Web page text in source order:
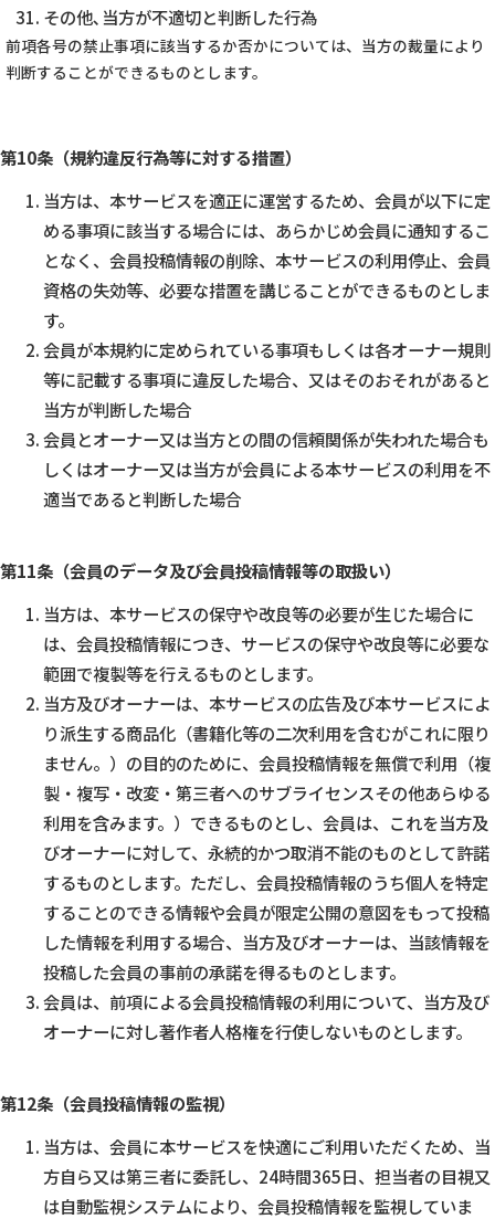
その他､当方が不適切と判断した行為
前項各号の禁止事項に該当するか否かについては、当方の裁量により
判断することができるものとします。
第10条（規約違反行為等に対する措置）
当方は、本サービスを適正に運営するため、会員が以下に定
める事項に該当する場合には、あらかじめ会員に通知するこ
となく、会員投稿情報の削除、本サービスの利用停止、会員
資格の失効等、必要な措置を講じることができるものとしま
す。
会員が本規約に定められている事項もしくは各オーナー規則
等に記載する事項に違反した場合、又はそのおそれがあると
当方が判断した場合
会員とオーナー又は当方との間の信頼関係が失われた場合も
しくはオーナー又は当方が会員による本サービスの利用を不
適当であると判断した場合
第11条（会員のデータ及び会員投稿情報等の取扱い）
当方は、本サービスの保守や改良等の必要が生じた場合に
は、会員投稿情報につき、サービスの保守や改良等に必要な
範囲で複製等を行えるものとします。
当方及びオーナーは、本サービスの広告及び本サービスによ
り派生する商品化（書籍化等の二次利用を含むがこれに限り
ません。）の目的のために、会員投稿情報を無償で利用（複
製・複写・改変・第三者へのサブライセンスその他あらゆる
利用を含みます。）できるものとし、会員は、これを当方及
びオーナーに対して、永続的かつ取消不能のものとして許諾
するものとします。ただし、会員投稿情報のうち個人を特定
することのできる情報や会員が限定公開の意図をもって投稿
した情報を利用する場合、当方及びオーナーは、当該情報を
投稿した会員の事前の承諾を得るものとします。
会員は、前項による会員投稿情報の利用について、当方及び
オーナーに対し著作者人格権を行使しないものとします。
第12条（会員投稿情報の監視）
当方は、会員に本サービスを快適にご利用いただくため、当
方自ら又は第三者に委託し、24時間365日、担当者の目視又
は自動監視システムにより、会員投稿情報を監視していま